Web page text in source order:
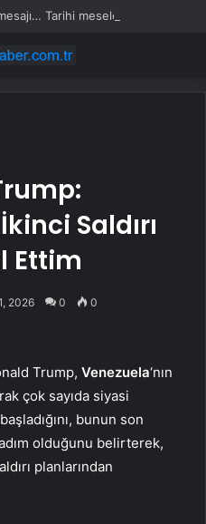
Saldırı
Ettim
2026 0 0
Trump, Venezuela‘nın
çok sayıda siyasi
bunun son
olduğunu belirterek,
planlarından